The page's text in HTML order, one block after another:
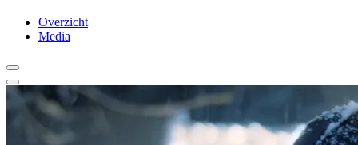
Overzicht
Media